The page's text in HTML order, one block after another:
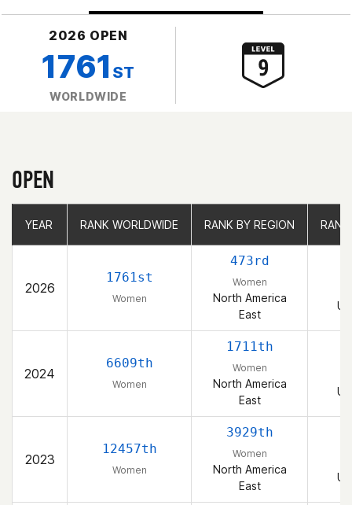
2026 OPEN
1761 ST
WORLDWIDE
OPEN
YEAR RANK WORLDWIDE RANK BY REGION
2026
1761st
Women
473rd
Women
North America
East
2024
6609th
Women
1711th
Women
North America
East
2023
12457th
Women
3929th
Women
North America
East
YEAR RANK WORLDWIDE RANK BY REGION